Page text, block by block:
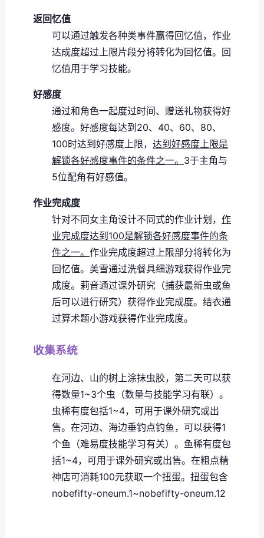
返回忆值
可以通过触发各种类事件赢得回忆值，作业
达成度超过上限片段分将转化为回忆值。 回
忆值用于学习技能。
好感度
通过和角色一起度过时间、赠送礼物获得好
感度。 好感度每达到20、40、60、80、
100时达到好感度上限， 达到好感度上限是
解锁各好感度事件的条件之一。 3于主角与
5位配角有好感值。
作业完成度
针对不同女主角设计不同式的作业计划， 作
业完成度达到100是解锁各好感度事件的条
件之一。 作业完成度超过上限部分将转化为
回忆值。 美雪通过洗餐具细游戏获得作业完
成度。 莉音通过课外研究（捕获最新虫或鱼
后可以进行研究）获得作业完成度。 结衣通
过算术题小游戏获得作业完成度。
收集系统
在河边、山的树上涂抹虫胶，第二天可以获
得数量1~3个虫（数量与技能学习有联）。
虫稀有度包括1~4，可用于课外研究或出
售。 在河边、海边垂钓点钓鱼，可以获得1
个鱼（难易度技能学习有关）。鱼稀有度包
括1~4，可用于课外研究或出售。 在粗点精
神店可消耗100元获取一个扭蛋。扭蛋包含
nobefifty-oneum.1~nobefifty-oneum.12